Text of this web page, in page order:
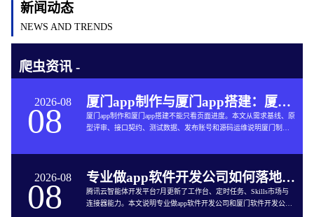
新闻动态
NEWS AND TRENDS
爬虫资讯 -
2026-08
08 厦门app制作与厦门app搭建：厦门App开发的六个交付关口
厦门app制作和厦门app搭建不能只看页面进度。本文从需求基线、原
型评审、接口契约、测试数据、发布账号和源码运维说明厦门制作
2026-08
08 专业做app软件开发公司如何落地企业智能体工作台
腾讯云智能体开发平台7月更新了工作台、定时任务、Skills市场与
连接器能力。本文说明专业做app软件开发公司和厦门软件开发公司